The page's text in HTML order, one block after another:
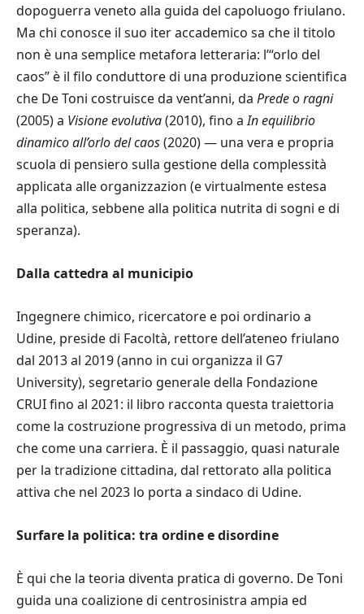
dopoguerra veneto alla guida del capoluogo friulano.
Ma chi conosce il suo iter accademico sa che il titolo
non è una semplice metafora letteraria: l’“orlo del
caos” è il filo conduttore di una produzione scientifica
che De Toni costruisce da vent’anni, da Prede o ragni
(2005) a Visione evolutiva(2010), fino aIn equilibrio
dinamico all’orlo del caos(2020) — una vera e propria
scuola di pensiero sulla gestione della complessità
applicata alle organizzazion (e virtualmente estesa
alla politica, sebbene alla politica nutrita di sogni e di
speranza).
Dalla cattedra al municipio
Ingegnere chimico, ricercatore e poi ordinario a
Udine, preside di Facoltà, rettore dell’ateneo friulano
dal 2013 al 2019 (anno in cui organizza il G7
University), segretario generale della Fondazione
CRUI fino al 2021: il libro racconta questa traiettoria
come la costruzione progressiva di un metodo, prima
che come una carriera. È il passaggio, quasi naturale
per la tradizione cittadina, dal rettorato alla politica
attiva che nel 2023 lo porta a sindaco di Udine.
Surfare la politica: tra ordine e disordine
È qui che la teoria diventa pratica di governo. De Toni
guida una coalizione di centrosinistra ampia ed